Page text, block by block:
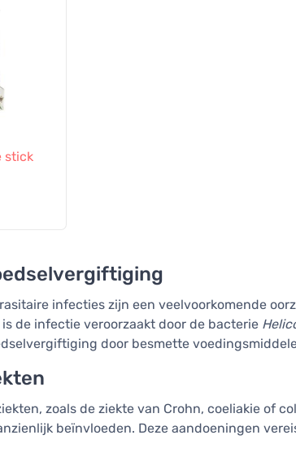
stick
infecties zijn een veelvoorkomende
de infectie veroorzaakt door de bacterie
door besmette
zoals de ziekte van Crohn, coeliakie of
beïnvloeden. Deze aandoeningen